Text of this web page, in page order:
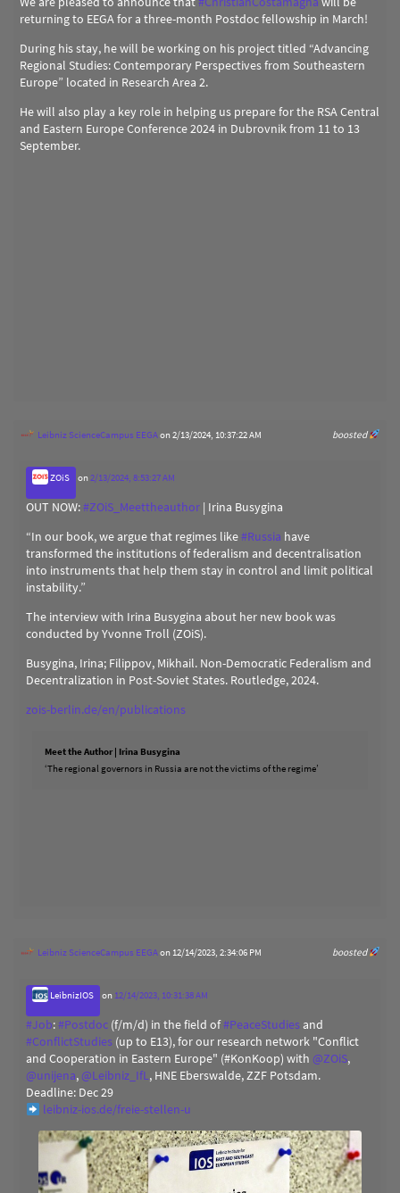
returning to EEGA for a three-month Postdoc fellowship in March!
During his stay, he will be working on his project titled “Advancing
Regional Studies: Contemporary Perspectives from Southeastern
Europe” located in Research Area 2.
He will also play a key role in helping us prepare for the RSA Central
and Eastern Europe Conference 2024 in Dubrovnik from 11 to 13
September.
boosted
Leibniz ScienceCampus EEGAon 2/13/2024, 10:37:22 AM
ZOiS on2/13/2024, 8:53:27 AM
OUT NOW:#ZOiS_Meettheauthor | Irina Busygina
“In our book, we argue that regimes like#Russia have
transformed the institutions of federalism and decentralisation
into instruments that help them stay in control and limit political
instability.”
The interview with Irina Busygina about her new book was
conducted by Yvonne Troll (ZOiS).
Busygina, Irina; Filippov, Mikhail. Non-Democratic Federalism and
Decentralization in Post-Soviet States. Routledge, 2024.
zois-berlin.de/en/publications
Meet the Author | Irina Busygina
‘The regional governors in Russia are not the victims of the regime’
boosted
Leibniz ScienceCampus EEGAon 12/14/2023, 2:34:06 PM
LeibnizIOS on 12/14/2023, 10:31:38 AM
#Job:#Postdoc (f/m/d) in the field of#PeaceStudiesand
#ConflictStudies (up to E13), for our research network "Conflict
and Cooperation in Eastern Europe" (#KonKoop) with @ZOiS,
@unijena, @Leibniz_IfL, HNE Eberswalde, ZZF Potsdam.
Deadline: Dec 29
leibniz-ios.de/freie-stellen-u